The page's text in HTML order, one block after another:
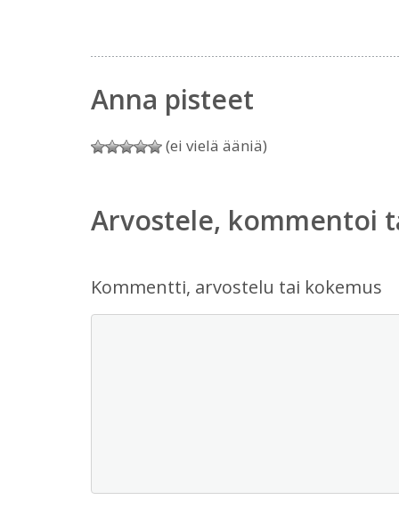
Anna pisteet
(ei vielä ääniä)
Arvostele, kommentoi
Kommentti, arvostelu tai kokemus